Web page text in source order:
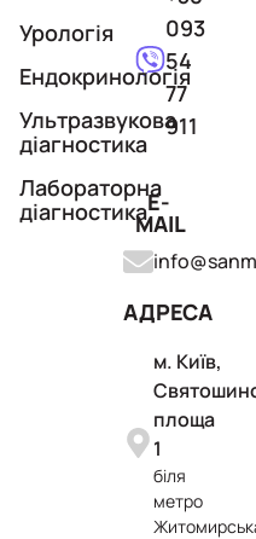
Урологія
Ендокринологія
Ультразвукова
діагностика
Лабораторна
діагностика
093
54
77
911
E-
MAIL
АДРЕСА
м. Київ,
площа
1
біля
метро